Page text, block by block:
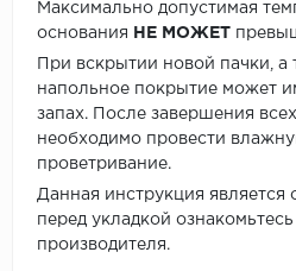
Максимально допустимая
основания
НЕ МОЖЕТ
При вскрытии новой пачки, а
напольное покрытие может
запах. После завершения
необходимо провести
проветривание.
Данная инструкция является
перед укладкой
производителя.